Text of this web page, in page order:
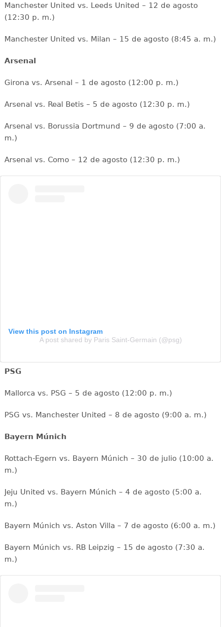
Manchester United vs. Leeds United – 12 de agosto
(12:30 p. m.)
Manchester United vs. Milan – 15 de agosto (8:45 a. m.)
Arsenal
Girona vs. Arsenal – 1 de agosto (12:00 p. m.)
Arsenal vs. Real Betis – 5 de agosto (12:30 p. m.)
Arsenal vs. Borussia Dortmund – 9 de agosto (7:00 a.
m.)
Arsenal vs. Como – 12 de agosto (12:30 p. m.)
View this post on Instagram
A post shared by Paris Saint-Germain (@psg)
PSG
Mallorca vs. PSG – 5 de agosto (12:00 p. m.)
PSG vs. Manchester United – 8 de agosto (9:00 a. m.)
Bayern Múnich
Rottach-Egern vs. Bayern Múnich – 30 de julio (10:00 a.
m.)
Jeju United vs. Bayern Múnich – 4 de agosto (5:00 a.
m.)
Bayern Múnich vs. Aston Villa – 7 de agosto (6:00 a. m.)
Bayern Múnich vs. RB Leipzig – 15 de agosto (7:30 a.
m.)